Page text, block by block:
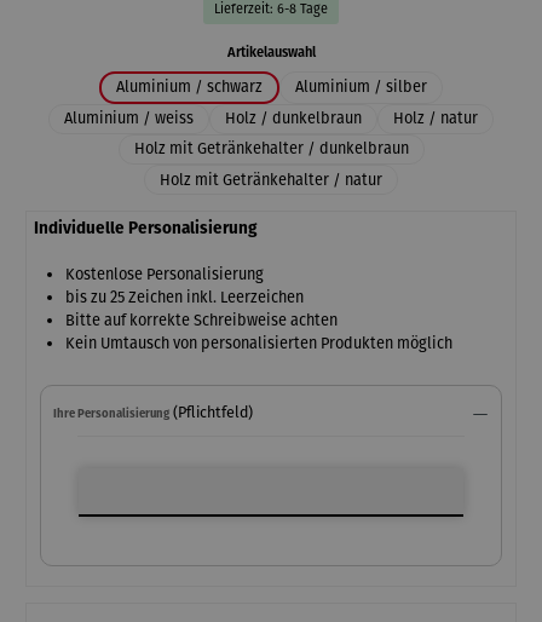
Lieferzeit: 6-8 Tage
Artikelauswahlauswählen
Aluminium / schwarz
Aluminium / silber
Aluminium / weiss
Holz / dunkelbraun
Holz / natur
Holz mit Getränkehalter / dunkelbraun
Holz mit Getränkehalter / natur
Individuelle Personalisierung
Kostenlose Personalisierung
bis zu 25 Zeichen inkl. Leerzeichen
Bitte auf korrekte Schreibweise achten
Kein Umtausch von personalisierten Produkten möglich
Ihre Personalisierung (Pflichtfeld)